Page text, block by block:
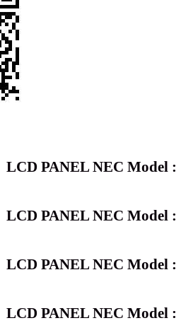
LCD PANEL NEC Model :
LCD PANEL NEC Model :
LCD PANEL NEC Model :
LCD PANEL NEC Model :